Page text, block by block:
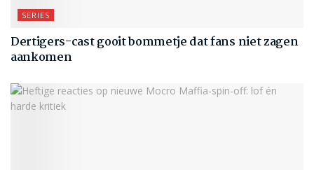
SERIES
Dertigers-cast gooit bommetje dat fans niet zagen
aankomen